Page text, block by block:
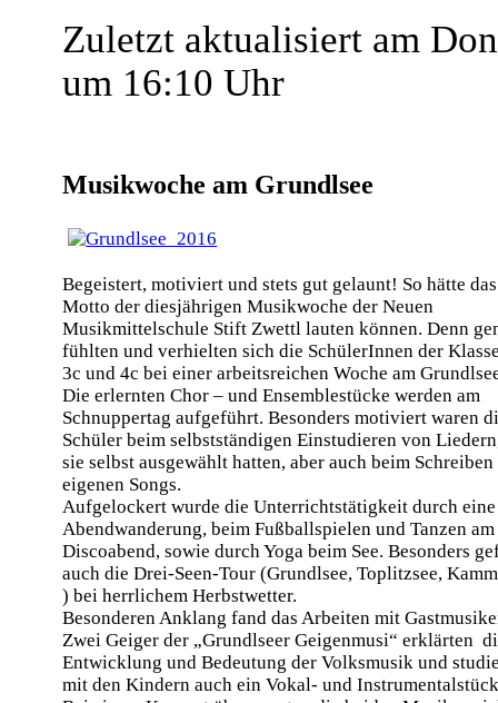
Zuletzt aktualisiert am
um 16:10 Uhr
Musikwoche am Grundlsee
Begeistert, motiviert und stets gut gelaunt! So hätte das
Motto der diesjährigen Musikwoche der Neuen
Musikmittelschule Stift Zwettl lauten können. Denn
fühlten und verhielten sich die SchülerInnen der
3c und 4c bei einer arbeitsreichen Woche am
Die erlernten Chor – und Ensemblestücke werden am
Schnuppertag aufgeführt. Besonders motiviert waren
Schüler beim selbstständigen Einstudieren von
sie selbst ausgewählt hatten, aber auch beim
eigenen Songs.
Aufgelockert wurde die Unterrichtstätigkeit durch eine
Abendwanderung, beim Fußballspielen und Tanzen am
Discoabend, sowie durch Yoga beim See. Besonders
auch die Drei-Seen-Tour (Grundlsee, Toplitzsee,
) bei herrlichem Herbstwetter.
Besonderen Anklang fand das Arbeiten mit
Zwei Geiger der „Grundlseer Geigenmusi“ erklärten
Entwicklung und Bedeutung der Volksmusik und
mit den Kindern auch ein Vokal- und